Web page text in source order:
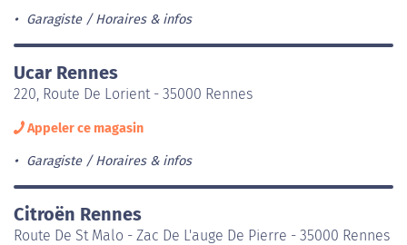
Garagiste Horaires & infos
Ucar Rennes
220, Route De Lorient - 35000 Rennes
Appeler ce magasin
Garagiste Horaires & infos
Citroën Rennes
Route De St Malo - Zac De L'auge De Pierre - 35000 Rennes